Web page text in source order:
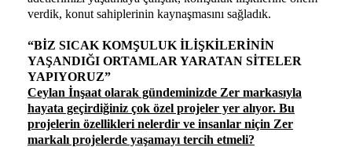
verdik, konut sahiplerinin kaynaşmasını sağladık.
“BİZ SICAK KOMŞULUK İLİŞKİLERİNİN
YAŞANDIĞI ORTAMLAR YARATAN SİTELER
YAPIYORUZ”
Ceylan İnşaat olarak gündeminizde Zer markasıyla
hayata geçirdiğiniz çok özel projeler yer alıyor. Bu
projelerin özellikleri nelerdir ve insanlar niçin Zer
markalı projelerde yaşamayı tercih etmeli?